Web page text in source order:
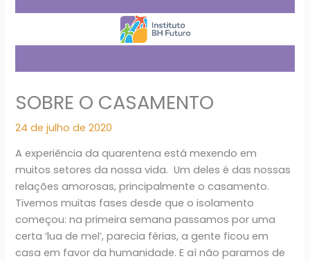
SOBRE O CASAMENTO
24 de julho de 2020
A experiência da quarentena está mexendo em
muitos setores da nossa vida. Um deles é das nossas
relações amorosas, principalmente o casamento.
Tivemos muitas fases desde que o isolamento
começou: na primeira semana passamos por uma
certa ‘lua de mel’, parecia férias, a gente ficou em
casa em favor da humanidade. E aí não paramos de